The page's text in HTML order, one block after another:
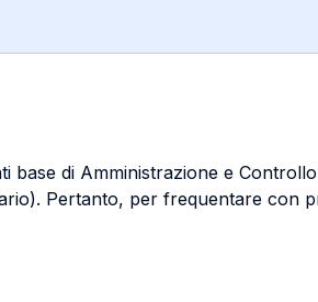
di Amministrazione e
Pertanto, per frequentare con